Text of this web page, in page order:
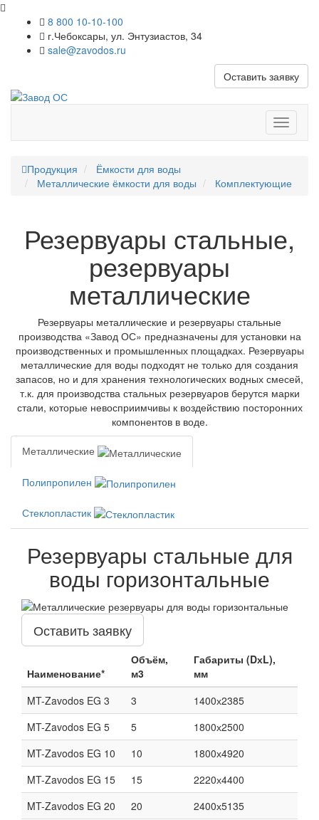
8 800 10-10-100
г.Чебоксары, ул. Энтузиастов, 34
sale@zavodos.ru
Оставить заявку
меню
Продукция
Ёмкости для воды
Металлические ёмкости для воды
Комплектующие
Резервуары стальные,
резервуары
металлические
Резервуары металлические и резервуары стальные
производства «Завод ОС» предназначены для установки на
производственных и промышленных площадках. Резервуары
металлические для воды подходят не только для создания
запасов, но и для хранения технологических водных смесей,
т.к. для производства стальных резервуаров берутся марки
стали, которые невосприимчивы к воздействию посторонних
компонентов в воде.
Металлические
Полипропилен
Стеклопластик
Резервуары стальные для
воды горизонтальные
Оставить заявку
Наименование*
Объём,
м3
Габариты (DхL),
мм
MT-Zavodos EG 3
3
1400х2385
MT-Zavodos EG 5
5
1800х2500
MT-Zavodos EG 10
10
1800х4920
MT-Zavodos EG 15
15
2220х4400
MT-Zavodos EG 20
20
2400х5135